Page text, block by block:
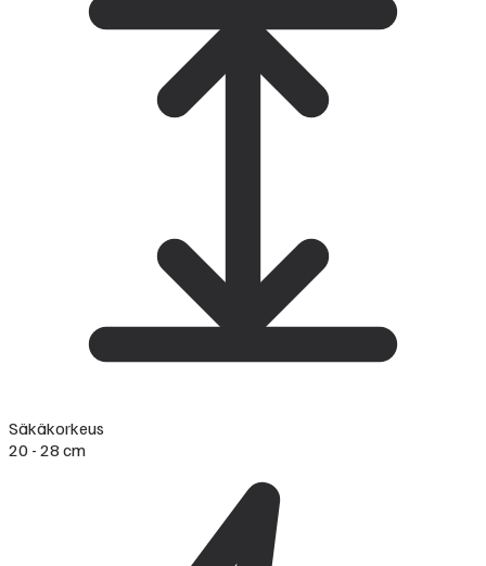
Säkäkorkeus
20 - 28 cm